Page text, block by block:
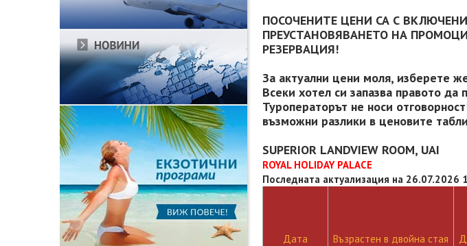
ПОСОЧЕНИТЕ ЦЕНИ СА С
ПРЕУСТАНОВЯВАНЕТО НА
РЕЗЕРВАЦИЯ!
За актуални цени моля, изберете
Всеки хотел си запазва правото
Туроператорът не носи
възможни разлики в ценовите
SUPERIOR LANDVIEW ROOM, UAI
ROYAL HOLIDAY PALACE
Последната актуализация на 26.07.2026
Дата Възрастен в двойна стая